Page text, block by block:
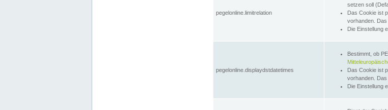
pegelonline.limitrelation
setzen soll
Das Cookie ist
vorhanden. Das
Die Einstellung
pegelonline.displaydstdatetimes
Bestimmt, ob
Das Cookie ist
vorhanden. Das
Die Einstellung